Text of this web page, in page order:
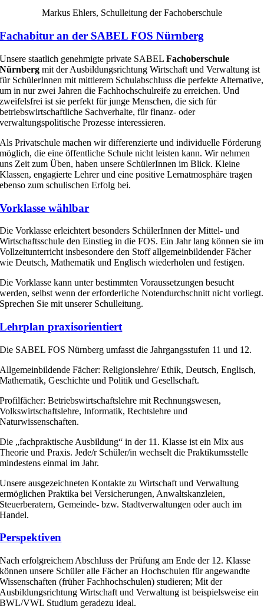
Markus Ehlers, Schulleitung der Fachoberschule
Fachabitur an der SABEL FOS Nürnberg
Unsere staatlich genehmigte private SABELFachoberschule
Nürnberg mit der Ausbildungsrichtung Wirtschaft und Verwaltung ist
für SchülerInnen mit mittlerem Schulabschluss die perfekte Alternative,
um in nur zwei Jahren die Fachhochschulreife zu erreichen. Und
zweifelsfrei ist sie perfekt für junge Menschen, die sich für
betriebswirtschaftliche Sachverhalte, für finanz- oder
verwaltungspolitische Prozesse interessieren.
Als Privatschule machen wir differenzierte und individuelle Förderung
möglich, die eine öffentliche Schule nicht leisten kann. Wir nehmen
uns Zeit zum Üben, haben unsere SchülerInnen im Blick. Kleine
Klassen, engagierte Lehrer und eine positive Lernatmosphäre tragen
ebenso zum schulischen Erfolg bei.
Vorklasse wählbar
Die Vorklasse erleichtert besonders SchülerInnen der Mittel- und
Wirtschaftsschule den Einstieg in die FOS. Ein Jahr lang können sie im
Vollzeitunterricht insbesondere den Stoff allgemeinbildender Fächer
wie Deutsch, Mathematik und Englisch wiederholen und festigen.
Die Vorklasse kann unter bestimmten Voraussetzungen besucht
werden, selbst wenn der erforderliche Notendurchschnitt nicht vorliegt.
Sprechen Sie mit unserer Schulleitung.
Lehrplan praxisorientiert
Die SABEL FOS Nürnberg umfasst die Jahrgangsstufen 11 und 12.
Allgemeinbildende Fächer: Religionslehre/ Ethik, Deutsch, Englisch,
Mathematik, Geschichte und Politik und Gesellschaft.
Profilfächer: Betriebswirtschaftslehre mit Rechnungswesen,
Volkswirtschaftslehre, Informatik, Rechtslehre und
Naturwissenschaften.
Die „fachpraktische Ausbildung“ in der 11. Klasse ist ein Mix aus
Theorie und Praxis. Jede/r Schüler/in wechselt die Praktikumsstelle
mindestens einmal im Jahr.
Unsere ausgezeichneten Kontakte zu Wirtschaft und Verwaltung
ermöglichen Praktika bei Versicherungen, Anwaltskanzleien,
Steuerberatern, Gemeinde- bzw. Stadtverwaltungen oder auch im
Handel.
Perspektiven
Nach erfolgreichem Abschluss der Prüfung am Ende der 12. Klasse
können unsere Schüler alle Fächer an Hochschulen für angewandte
Wissenschaften (früher Fachhochschulen) studieren; Mit der
Ausbildungsrichtung Wirtschaft und Verwaltung ist beispielsweise ein
BWL/VWL Studium geradezu ideal.